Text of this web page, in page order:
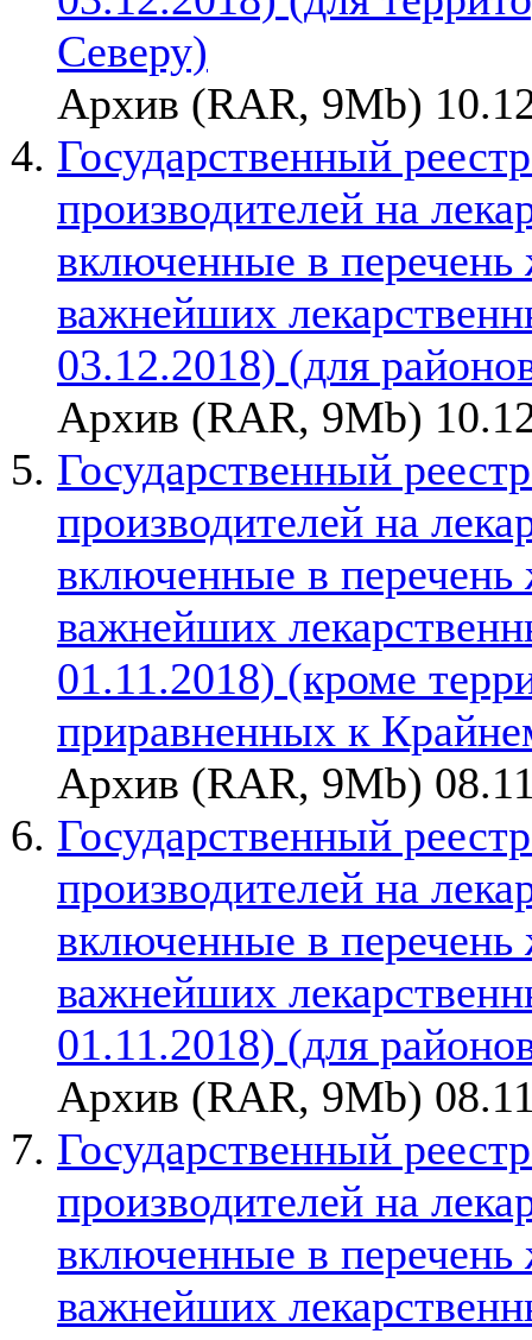
Северу)
Архив (RAR, 9Mb)
Государственный
производителей на
включенные в
важнейших
03.12.2018) (для
Архив (RAR, 9Mb)
Государственный
производителей на
включенные в
важнейших
01.11.2018) (кроме
приравненных к
Архив (RAR, 9Mb)
Государственный
производителей на
включенные в
важнейших
01.11.2018) (для
Архив (RAR, 9Mb)
Государственный
производителей на
включенные в
важнейших